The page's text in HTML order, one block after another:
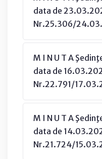
data de
Nr.25.306/
M I N U T A
data de
Nr.22.791/
M I N U T A
data de
Nr.21.724/